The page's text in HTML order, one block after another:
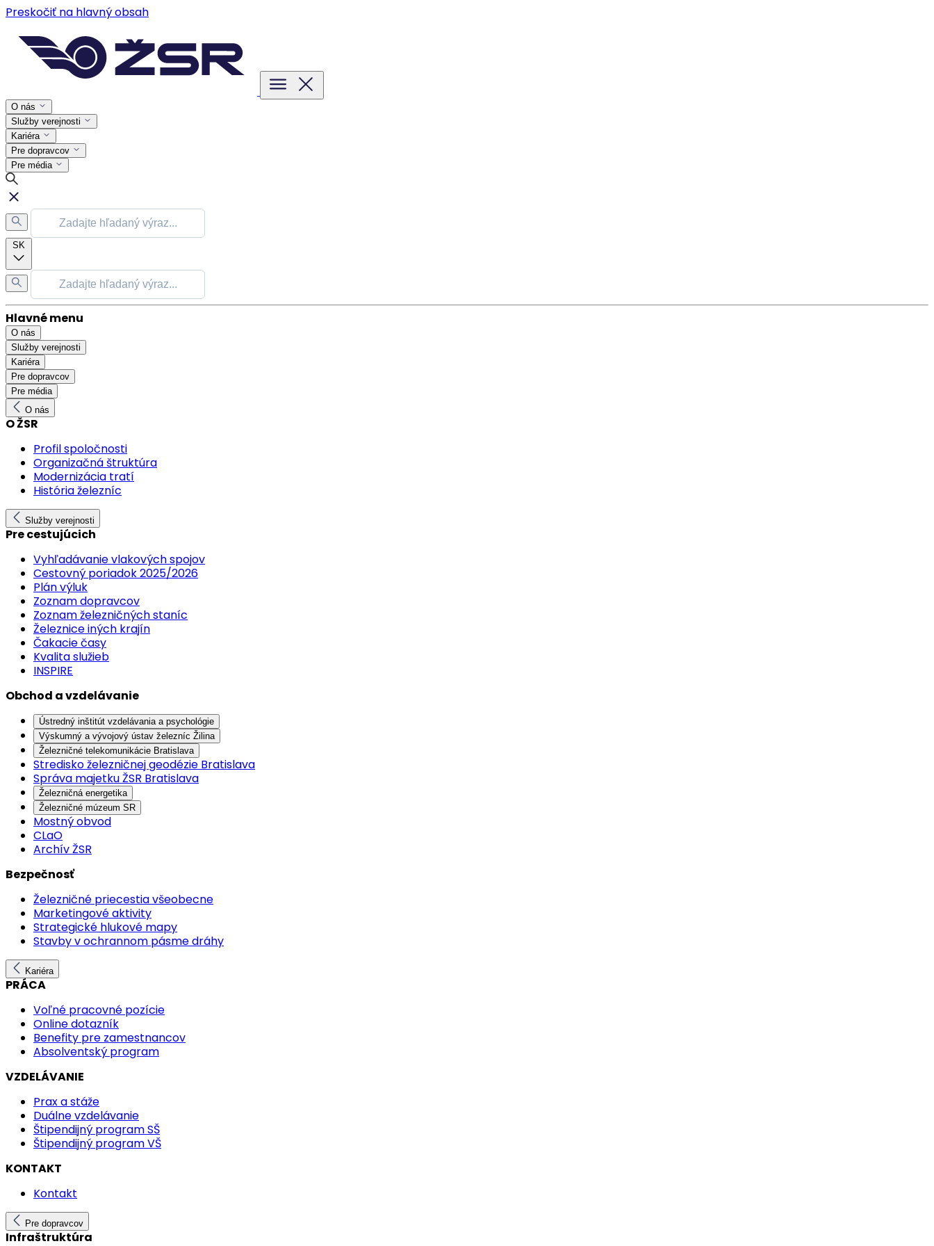
Preskočiť na hlavný obsah
O nás
Služby verejnosti
Kariéra
Pre dopravcov
Pre média
SK
Hlavné menu
O nás
Služby verejnosti
Kariéra
Pre dopravcov
Pre média
O nás
O ŽSR
Profil spoločnosti
Organizačná štruktúra
Modernizácia tratí
História železníc
Služby verejnosti
Pre cestujúcich
Vyhľadávanie vlakových spojov
Cestovný poriadok 2025/2026
Plán výluk
Zoznam dopravcov
Zoznam železničných staníc
Železnice iných krajín
Čakacie časy
Kvalita služieb
INSPIRE
Obchod a vzdelávanie
Ústredný inštitút vzdelávania a psychológie
Výskumný a vývojový ústav železníc Žilina
Železničné telekomunikácie Bratislava
Stredisko železničnej geodézie Bratislava
Správa majetku ŽSR Bratislava
Železničná energetika
Železničné múzeum SR
Mostný obvod
CLaO
Archív ŽSR
Bezpečnosť
Železničné priecestia všeobecne
Marketingové aktivity
Strategické hlukové mapy
Stavby v ochrannom pásme dráhy
Kariéra
PRÁCA
Voľné pracovné pozície
Online dotazník
Benefity pre zamestnancov
Absolventský program
VZDELÁVANIE
Prax a stáže
Duálne vzdelávanie
Štipendijný program SŠ
Štipendijný program VŠ
KONTAKT
Kontakt
Pre dopravcov
Infraštruktúra